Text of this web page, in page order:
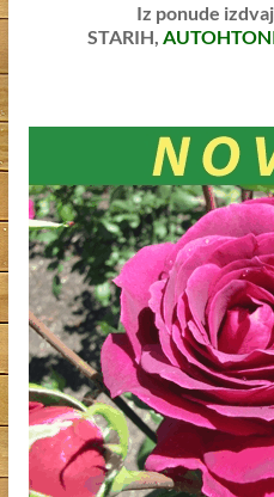
Iz ponude
STARIH,